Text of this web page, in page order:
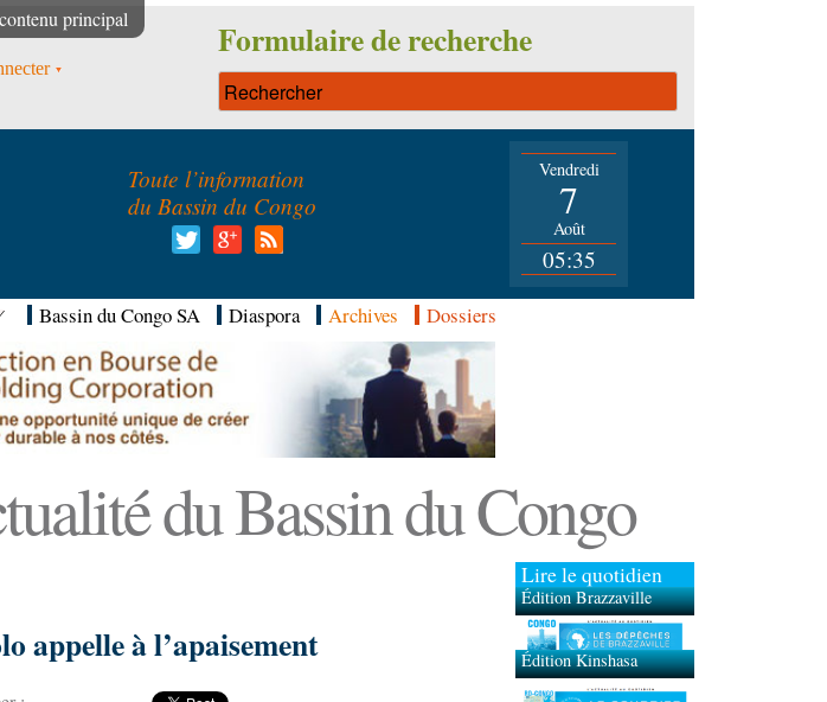
principal Formulaire de recherche
Toute l’information
du Bassin du Congo
Vendredi
7
Août
05:35
Bassin du Congo SA Diaspora Archives Dossiers
du Bassin du Congo
appelle à l’apaisement
Lire le quotidien
Édition Brazzaville
Édition Kinshasa